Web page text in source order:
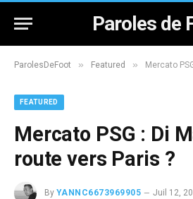
Paroles de
ParolesDeFoot » Featured » Mercato PSG
FEATURED
Mercato PSG : Di
route vers Paris ?
By YANNC6673969905
Juil 12,